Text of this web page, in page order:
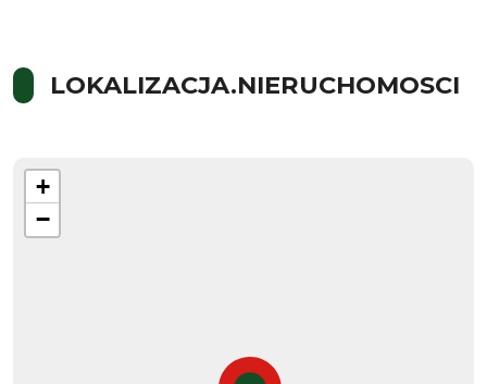
LOKALIZACJA.NIERUCHOMOSCI
+
−